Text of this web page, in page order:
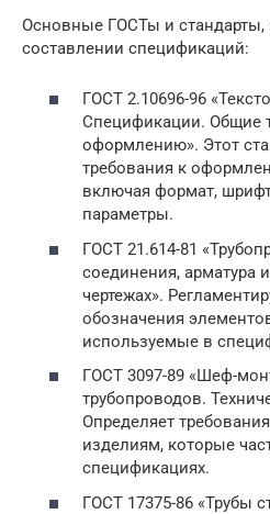
Основные ГОСТы и стандарты,
составлении спецификаций:
ГОСТ 2.10696-96
Спецификации. Общие
оформлению». Этот
требования к
включая формат,
параметры.
ГОСТ 21.614-81
соединения, арматура
чертежах».
обозначения
используемые в
ГОСТ 3097-89 «Шеф-
трубопроводов.
Определяет
изделиям, которые
спецификациях.
ГОСТ 17375-86 «Трубы